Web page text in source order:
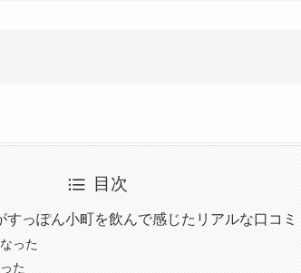
目次
すっぽん小町を飲んで感じたリアルな口コ
った
た